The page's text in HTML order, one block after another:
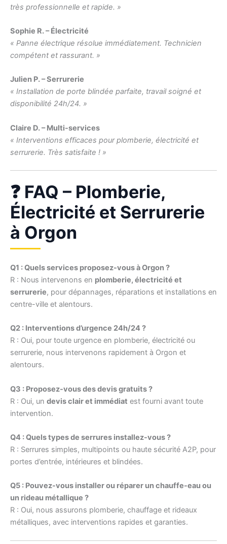
très professionnelle et rapide. »
Sophie R. – Électricité
« Panne électrique résolue immédiatement. Technicien
compétent et rassurant. »
Julien P. – Serrurerie
« Installation de porte blindée parfaite, travail soigné et
disponibilité 24h/24. »
Claire D. – Multi-services
« Interventions efficaces pour plomberie, électricité et
serrurerie. Très satisfaite ! »
❓ FAQ – Plomberie,
Électricité et Serrurerie
à Orgon
Q1 : Quels services proposez-vous à Orgon ?
R : Nous intervenons en plomberie, électricité et
serrurerie, pour dépannages, réparations et installations en
centre-ville et alentours.
Q2 : Interventions d’urgence 24h/24 ?
R : Oui, pour toute urgence en plomberie, électricité ou
serrurerie, nous intervenons rapidement à Orgon et
alentours.
Q3 : Proposez-vous des devis gratuits ?
R : Oui, un devis clair et immédiat est fourni avant toute
intervention.
Q4 : Quels types de serrures installez-vous ?
R : Serrures simples, multipoints ou haute sécurité A2P, pour
portes d’entrée, intérieures et blindées.
Q5 : Pouvez-vous installer ou réparer un chauffe-eau ou
un rideau métallique ?
R : Oui, nous assurons plomberie, chauffage et rideaux
métalliques, avec interventions rapides et garanties.